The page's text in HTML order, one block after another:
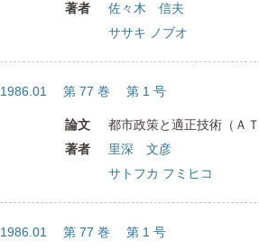
著者
佐々木 信夫
ササキ ノブオ
1986.01 第 77 巻 第 1 号
論文
都市政策と適正技術（ＡＴ
著者
里深 文彦
サトフカ フミヒコ
1986.01 第 77 巻 第 1 号